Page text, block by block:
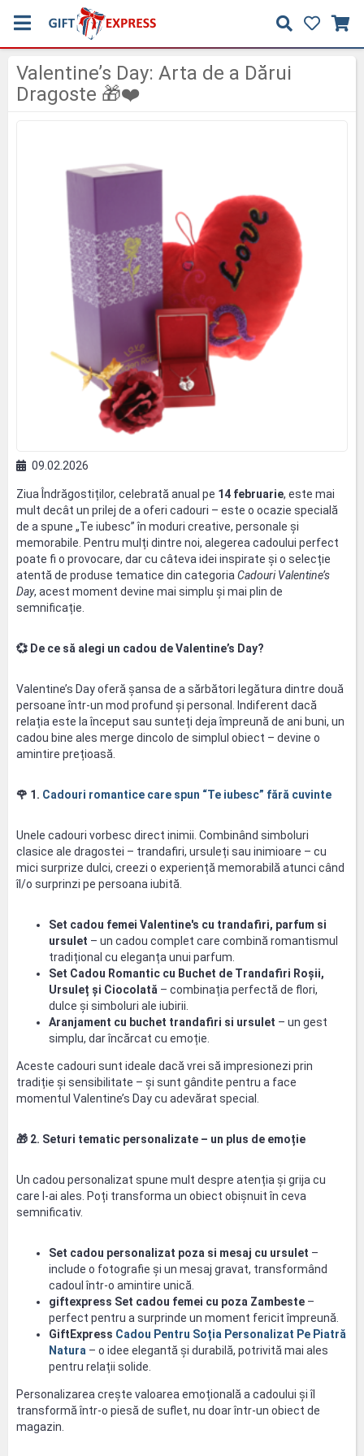
Valentine’s Day: Arta de a Dărui
Dragoste 🎁❤️
09.02.2026
Ziua Îndrăgostiților, celebrată anual pe 14 februarie, este mai
mult decât un prilej de a oferi cadouri – este o ocazie specială
de a spune „Te iubesc” în moduri creative, personale și
memorabile. Pentru mulți dintre noi, alegerea cadoului perfect
poate fi o provocare, dar cu câteva idei inspirate și o selecție
atentă de produse tematice din categoria Cadouri Valentine’s
Day, acest moment devine mai simplu și mai plin de
semnificație.
💞 De ce să alegi un cadou de Valentine’s Day?
Valentine’s Day oferă șansa de a sărbători legătura dintre două
persoane într-un mod profund și personal. Indiferent dacă
relația este la început sau sunteți deja împreună de ani buni, un
cadou bine ales merge dincolo de simplul obiect – devine o
amintire prețioasă.
🌹 1. Cadouri romantice care spun “Te iubesc” fără cuvinte
Unele cadouri vorbesc direct inimii. Combinând simboluri
clasice ale dragostei – trandafiri, ursuleți sau inimioare – cu
mici surprize dulci, creezi o experiență memorabilă atunci când
îl/o surprinzi pe persoana iubită.
Set cadou femei Valentine's cu trandafiri, parfum si
ursulet – un cadou complet care combină romantismul
tradițional cu eleganța unui parfum.
Set Cadou Romantic cu Buchet de Trandafiri Roșii,
Ursuleț și Ciocolată – combinația perfectă de flori,
dulce și simboluri ale iubirii.
Aranjament cu buchet trandafiri si ursulet – un gest
simplu, dar încărcat cu emoție.
Aceste cadouri sunt ideale dacă vrei să impresionezi prin
tradiție și sensibilitate – și sunt gândite pentru a face
momentul Valentine’s Day cu adevărat special.
🎁 2. Seturi tematic personalizate – un plus de emoție
Un cadou personalizat spune mult despre atenția și grija cu
care l-ai ales. Poți transforma un obiect obișnuit în ceva
semnificativ.
Set cadou personalizat poza si mesaj cu ursulet –
include o fotografie și un mesaj gravat, transformând
cadoul într-o amintire unică.
giftexpress Set cadou femei cu poza Zambeste –
perfect pentru a surprinde un moment fericit împreună.
GiftExpress Cadou Pentru Soția Personalizat Pe Piatră
Natura – o idee elegantă și durabilă, potrivită mai ales
pentru relații solide.
Personalizarea crește valoarea emoțională a cadoului și îl
transformă într-o piesă de suflet, nu doar într-un obiect de
magazin.